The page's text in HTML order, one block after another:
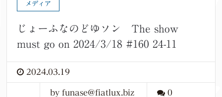
メディア
じょーふなのどゆソン The show
must go on 2024/3/18 #160 24-11
2024.03.19
by funase@fiatlux.biz 0